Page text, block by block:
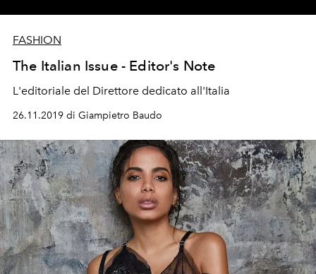
FASHION
The Italian Issue - Editor's Note
L'editoriale del Direttore dedicato all'Italia
26.11.2019 di Giampietro Baudo